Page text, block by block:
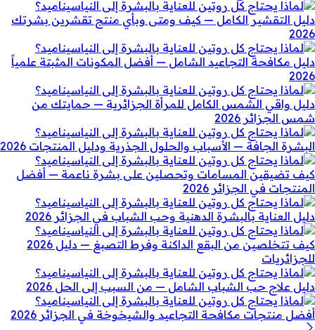
دليل التقشير الكامل — كيف ومتى وبأي منتج تقشرين بشرتك
2026
دليل مكافحة التجاعيد الشامل — أفضل المكونات المثبتة علمياً
2026
دليل واقي الشمس الكامل للمرأة الجزائرية — حمايتك من
شمس الجزائر 2026
البشرة الجافة — الأسباب والحلول الجذرية ودليل المنتجات 2026
كيف تضيقين المسامات وتحصلين على بشرة ناعمة — أفضل
المنتجات في الجزائر 2026
دليل العناية بالبشرة الدهنية وحب الشباب في الجزائر 2026
كيف تتخلصين من البقع الداكنة وفرط التصبغ — دليل 2026
للجزائريات
دليل علاج حب الشباب الشامل — من السبب إلى الحل 2026
أفضل منتجات مكافحة التجاعيد والشيخوخة في الجزائر 2026